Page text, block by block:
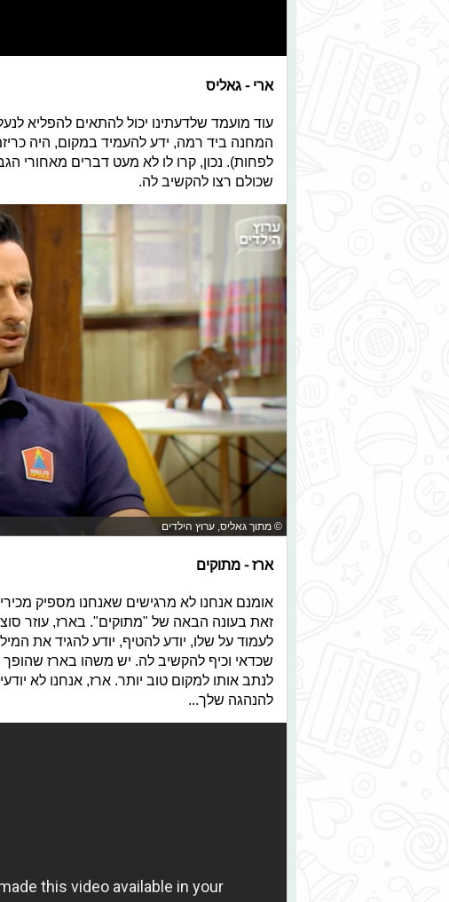
ארי - גאליס
עוד מועמד שלדעתינו יכול להתאים להפליא
המחנה ביד רמה, ידע להעמיד במקום, היה
לפחות). נכון, קרו לו לא מעט דברים מאחורי
שכולם רצו להקשיב לה.
© מתוך גאליס, ערוץ הילדים
ארז - מתוקים
אומנם אנחנו לא מרגישים שאנחנו מספיק
זאת בעונה הבאה של "מתוקים". בארז, עוזר
לעמוד על שלו, יודע להטיף, יודע להגיד את
שכדאי וכיף להקשיב לה. יש משהו בארז שהופך
לנתב אותו למקום טוב יותר. ארז, אנחנו לא
להנהגה שלך...